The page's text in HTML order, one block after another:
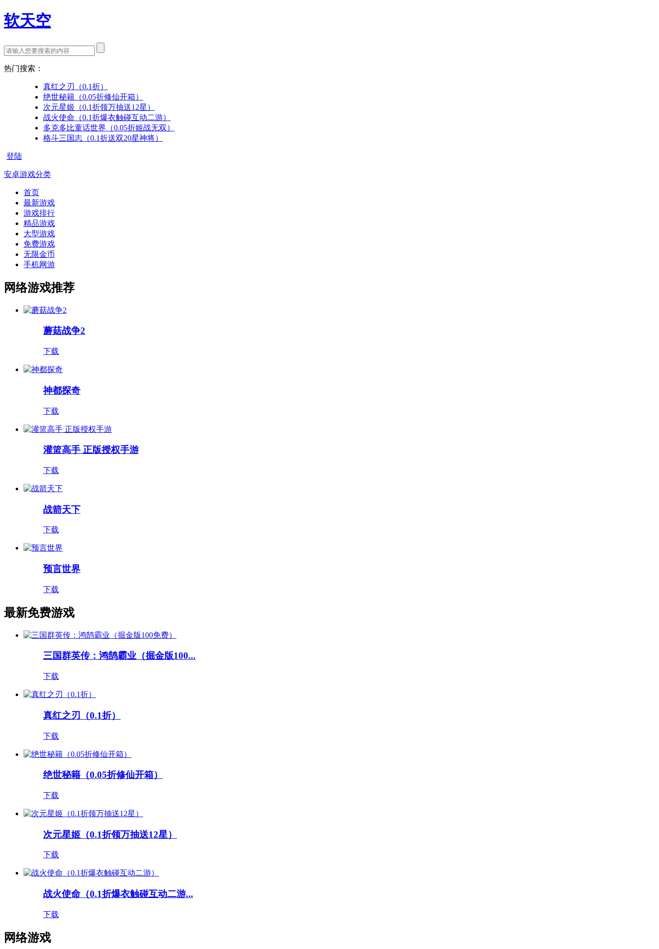
软天空
热门搜索：
真红之刃（0.1折）
绝世秘籍（0.05折修仙开箱）
次元星姬（0.1折领万抽送12星）
战火使命（0.1折爆衣触碰互动二游）
多克多比童话世界（0.05折姬战无双）
格斗三国志（0.1折送双20星神将）
登陆
安卓游戏分类
首页
最新游戏
游戏排行
精品游戏
大型游戏
免费游戏
无限金币
手机网游
网络游戏推荐
蘑菇战争2
下载
神都探奇
下载
灌篮高手 正版授权手游
下载
战箭天下
下载
预言世界
下载
最新免费游戏
三国群英传：鸿鹄霸业（掘金版100...
下载
真红之刃（0.1折）
下载
绝世秘籍（0.05折修仙开箱）
下载
次元星姬（0.1折领万抽送12星）
下载
战火使命（0.1折爆衣触碰互动二游...
下载
网络游戏